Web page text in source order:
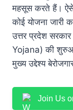
महसूस करते हैं। ऐसे
कोई योजना जारी
उत्तर प्रदेश
Yojana) की
मुख्य उद्देश्य
Join Us